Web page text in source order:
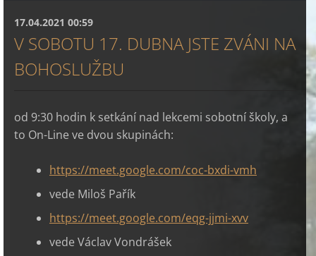
17.04.2021 00:59
V SOBOTU 17. DUBNA JSTE ZVÁNI NA
BOHOSLUŽBU
od 9:30 hodin k setkání nad lekcemi sobotní školy, a
to On-Line ve dvou skupinách:
https://meet.google.com/coc-bxdi-vmh
vede Miloš Pařík
https://meet.google.com/eqg-jjmi-xvv
vede Václav Vondrášek